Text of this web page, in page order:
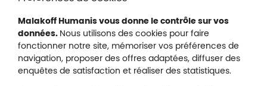
Protection des données
Nous contacter
Plan du site
Gestion des cookies
Malakoff Humanis vous donne le contrôle sur vos
données. Nous utilisons des cookies pour faire
fonctionner notre site, mémoriser vos préférences de
navigation, proposer des offres adaptées, diffuser des
enquêtes de satisfaction et réaliser des statistiques.